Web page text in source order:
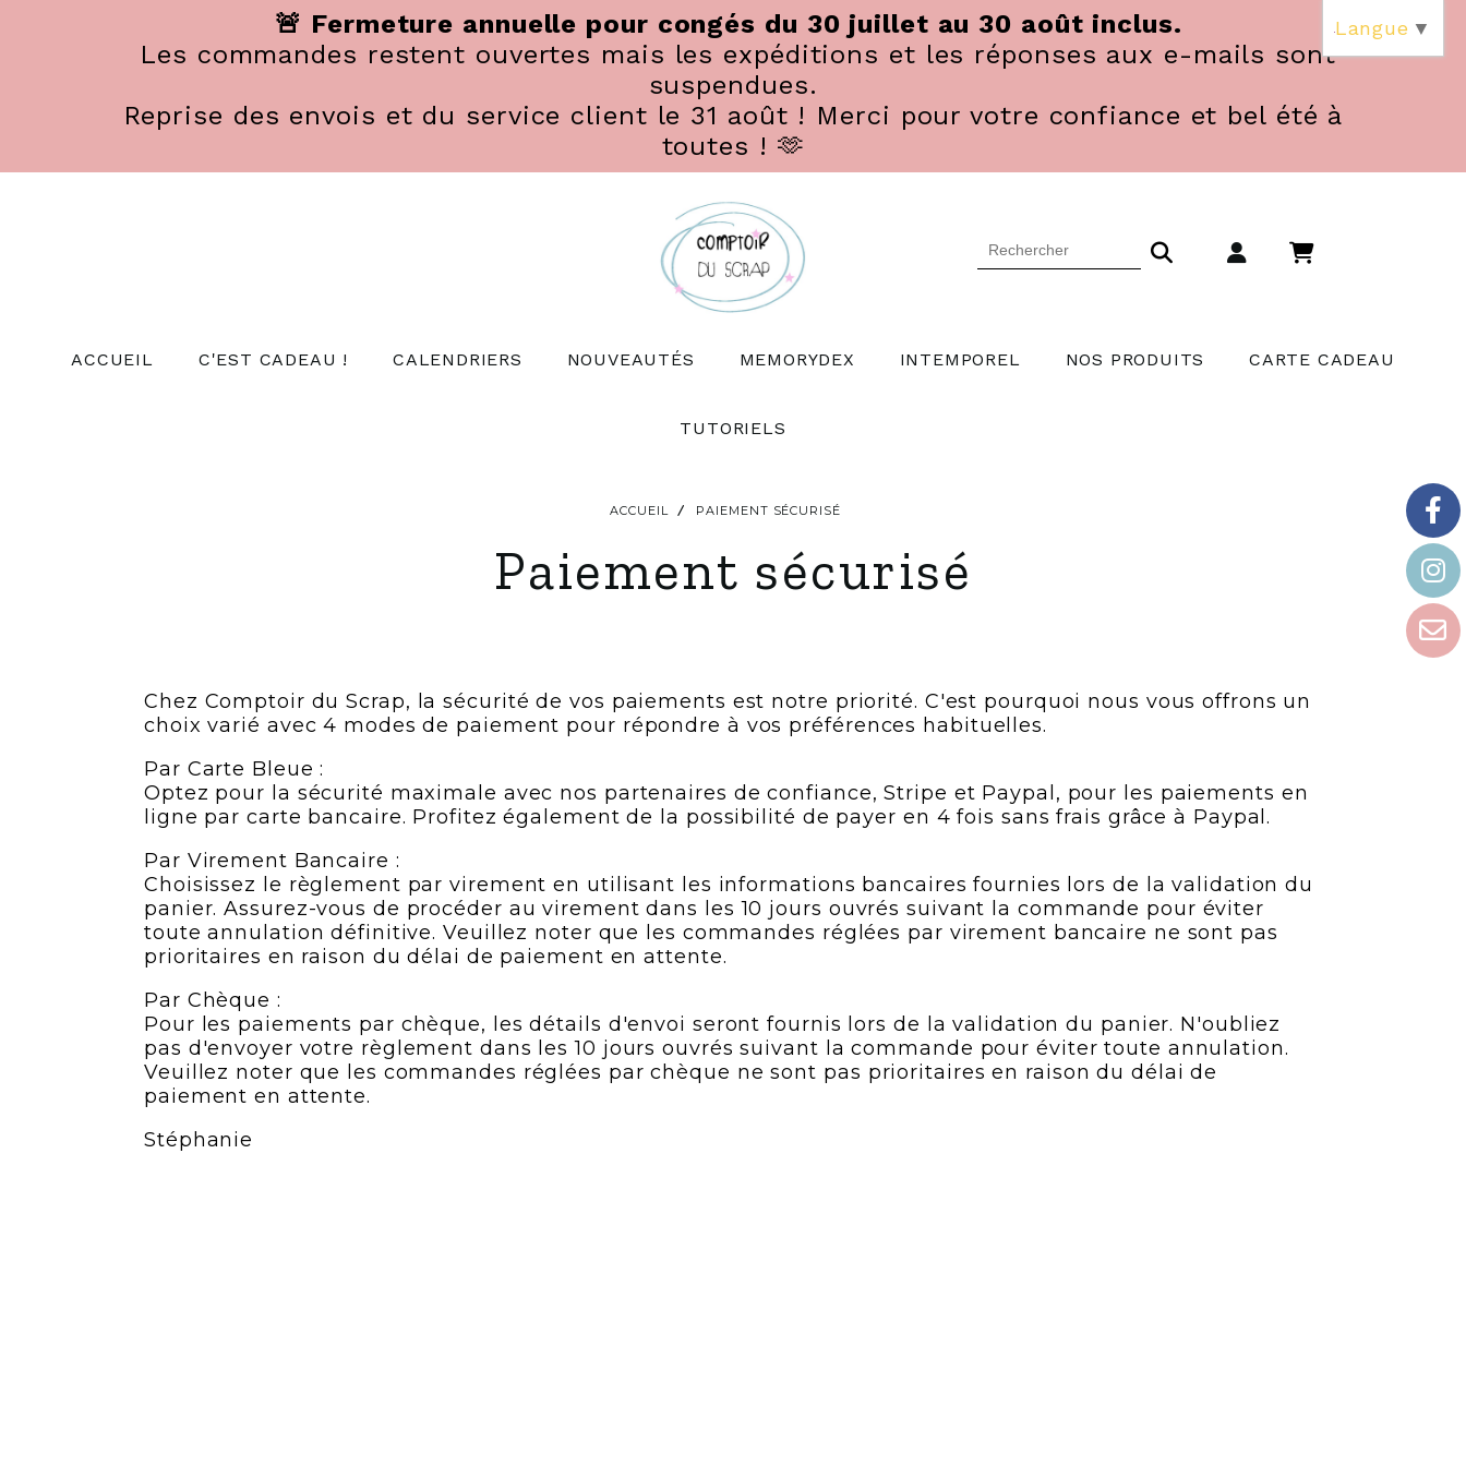
🚨 Fermeture annuelle pour congés du 30 juillet au 30 août inclus.
Les commandes restent ouvertes mais les expéditions et les réponses aux e-mails sont
suspendues.
Reprise des envois et du service client le 31 août ! Merci pour votre confiance et bel été à
toutes ! 🫶
ACCUEIL C'EST CADEAU ! CALENDRIERS NOUVEAUTÉS MEMORYDEX INTEMPOREL NOS PRODUITS CARTE CADEAU
TUTORIELS
ACCUEIL PAIEMENT SÉCURISÉ
Paiement sécurisé
Chez Comptoir du Scrap, la sécurité de vos paiements est notre priorité. C'est pourquoi nous vous offrons un
choix varié avec 4 modes de paiement pour répondre à vos préférences habituelles.
Par Carte Bleue :
Optez pour la sécurité maximale avec nos partenaires de confiance, Stripe et Paypal, pour les paiements en
ligne par carte bancaire. Profitez également de la possibilité de payer en 4 fois sans frais grâce à Paypal.
Par Virement Bancaire :
Choisissez le règlement par virement en utilisant les informations bancaires fournies lors de la validation du
panier. Assurez-vous de procéder au virement dans les 10 jours ouvrés suivant la commande pour éviter
toute annulation définitive. Veuillez noter que les commandes réglées par virement bancaire ne sont pas
prioritaires en raison du délai de paiement en attente.
Par Chèque :
Pour les paiements par chèque, les détails d'envoi seront fournis lors de la validation du panier. N'oubliez
pas d'envoyer votre règlement dans les 10 jours ouvrés suivant la commande pour éviter toute annulation.
Veuillez noter que les commandes réglées par chèque ne sont pas prioritaires en raison du délai de
paiement en attente.
Stéphanie
Langue ▼